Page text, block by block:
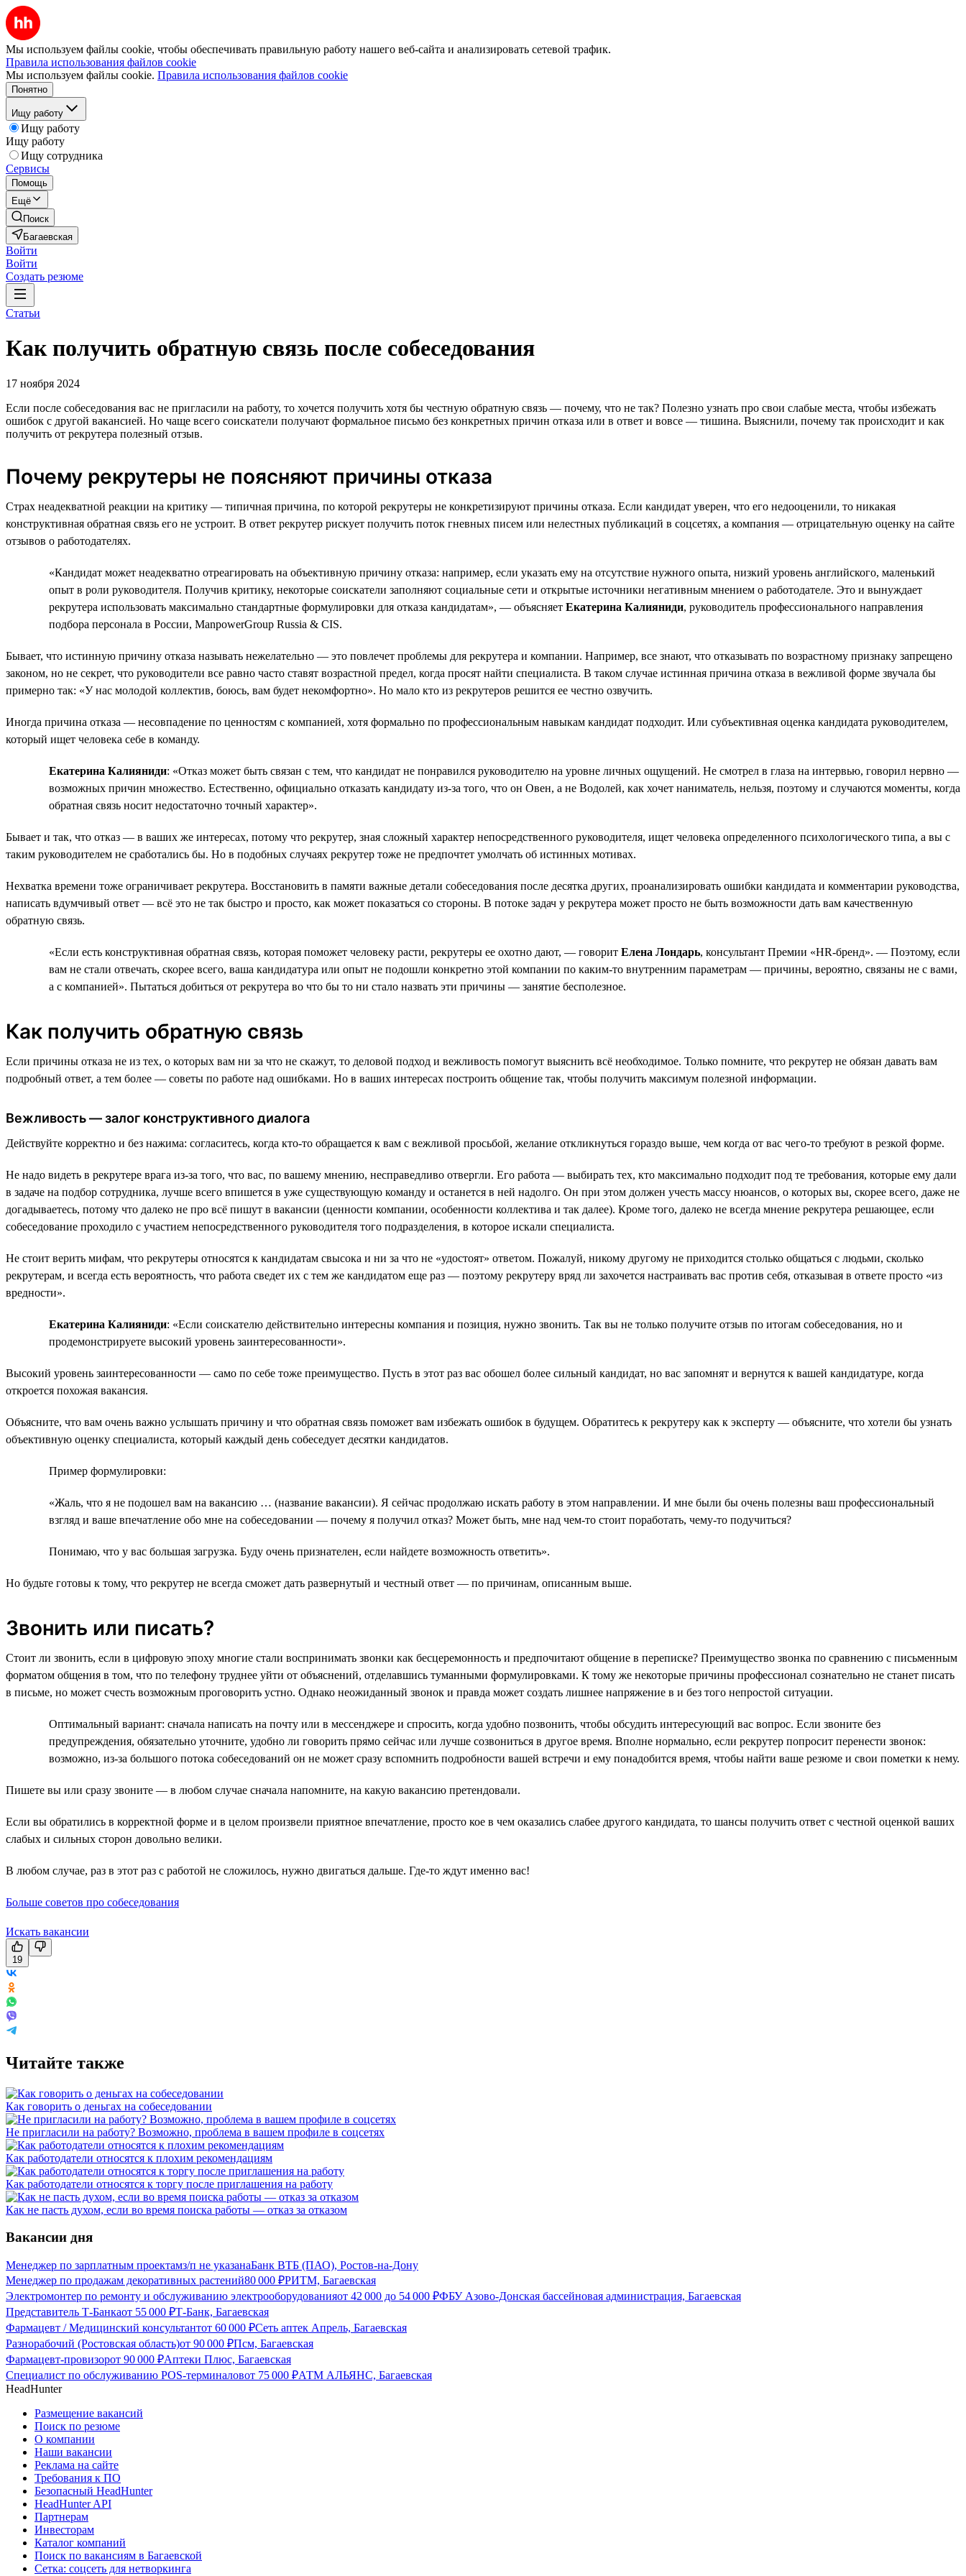
Мы используем файлы cookie, чтобы обеспечивать правильную работу нашего веб-сайта и анализировать сетевой трафик.
Правила использования файлов cookie
Мы используем файлы cookie. Правила использования файлов cookie
Понятно
Ищу работу
Ищу работу
Ищу работу
Ищу сотрудника
Сервисы
Помощь
Ещё
Поиск
Багаевская
Войти
Войти
Создать резюме
Статьи
Как получить обратную связь после собеседования
17 ноября 2024
Если после собеседования вас не пригласили на работу, то хочется получить хотя бы честную обратную связь — почему, что не так? Полезно узнать про свои слабые места, чтобы избежать
ошибок с другой вакансией. Но чаще всего соискатели получают формальное письмо без конкретных причин отказа или в ответ и вовсе — тишина. Выяснили, почему так происходит и как
получить от рекрутера полезный отзыв.
Почему рекрутеры не поясняют причины отказа
Страх неадекватной реакции на критику — типичная причина, по которой рекрутеры не конкретизируют причины отказа. Если кандидат уверен, что его недооценили, то никакая
конструктивная обратная связь его не устроит. В ответ рекрутер рискует получить поток гневных писем или нелестных публикаций в соцсетях, а компания — отрицательную оценку на сайте
отзывов о работодателях.
«Кандидат может неадекватно отреагировать на объективную причину отказа: например, если указать ему на отсутствие нужного опыта, низкий уровень английского, маленький
опыт в роли руководителя. Получив критику, некоторые соискатели заполняют социальные сети и открытые источники негативным мнением о работодателе. Это и вынуждает
рекрутера использовать максимально стандартные формулировки для отказа кандидатам», — объясняет Екатерина Калияниди, руководитель профессионального направления
подбора персонала в России, ManpowerGroup Russia & CIS.
Бывает, что истинную причину отказа называть нежелательно — это повлечет проблемы для рекрутера и компании. Например, все знают, что отказывать по возрастному признаку запрещено
законом, но не секрет, что руководители все равно часто ставят возрастной предел, когда просят найти специалиста. В таком случае истинная причина отказа в вежливой форме звучала бы
примерно так: «У нас молодой коллектив, боюсь, вам будет некомфортно». Но мало кто из рекрутеров решится ее честно озвучить.
Иногда причина отказа — несовпадение по ценностям с компанией, хотя формально по профессиональным навыкам кандидат подходит. Или субъективная оценка кандидата руководителем,
который ищет человека себе в команду.
Екатерина Калияниди: «Отказ может быть связан с тем, что кандидат не понравился руководителю на уровне личных ощущений. Не смотрел в глаза на интервью, говорил нервно —
возможных причин множество. Естественно, официально отказать кандидату из-за того, что он Овен, а не Водолей, как хочет наниматель, нельзя, поэтому и случаются моменты, когда
обратная связь носит недостаточно точный характер».
Бывает и так, что отказ — в ваших же интересах, потому что рекрутер, зная сложный характер непосредственного руководителя, ищет человека определенного психологического типа, а вы с
таким руководителем не сработались бы. Но в подобных случаях рекрутер тоже не предпочтет умолчать об истинных мотивах.
Нехватка времени тоже ограничивает рекрутера. Восстановить в памяти важные детали собеседования после десятка других, проанализировать ошибки кандидата и комментарии руководства,
написать вдумчивый ответ — всё это не так быстро и просто, как может показаться со стороны. В потоке задач у рекрутера может просто не быть возможности дать вам качественную
обратную связь.
«Если есть конструктивная обратная связь, которая поможет человеку расти, рекрутеры ее охотно дают, — говорит Елена Лондарь, консультант Премии «HR-бренд». — Поэтому, если
вам не стали отвечать, скорее всего, ваша кандидатура или опыт не подошли конкретно этой компании по каким-то внутренним параметрам — причины, вероятно, связаны не с вами,
а с компанией». Пытаться добиться от рекрутера во что бы то ни стало назвать эти причины — занятие бесполезное.
Как получить обратную связь
Если причины отказа не из тех, о которых вам ни за что не скажут, то деловой подход и вежливость помогут выяснить всё необходимое. Только помните, что рекрутер не обязан давать вам
подробный ответ, а тем более — советы по работе над ошибками. Но в ваших интересах построить общение так, чтобы получить максимум полезной информации.
Вежливость — залог конструктивного диалога
Действуйте корректно и без нажима: согласитесь, когда кто-то обращается к вам с вежливой просьбой, желание откликнуться гораздо выше, чем когда от вас чего-то требуют в резкой форме.
Не надо видеть в рекрутере врага из-за того, что вас, по вашему мнению, несправедливо отвергли. Его работа — выбирать тех, кто максимально подходит под те требования, которые ему дали
в задаче на подбор сотрудника, лучше всего впишется в уже существующую команду и останется в ней надолго. Он при этом должен учесть массу нюансов, о которых вы, скорее всего, даже не
догадываетесь, потому что далеко не про всё пишут в вакансии (ценности компании, особенности коллектива и так далее). Кроме того, далеко не всегда мнение рекрутера решающее, если
собеседование проходило с участием непосредственного руководителя того подразделения, в которое искали специалиста.
Не стоит верить мифам, что рекрутеры относятся к кандидатам свысока и ни за что не «удостоят» ответом. Пожалуй, никому другому не приходится столько общаться с людьми, сколько
рекрутерам, и всегда есть вероятность, что работа сведет их с тем же кандидатом еще раз — поэтому рекрутеру вряд ли захочется настраивать вас против себя, отказывая в ответе просто «из
вредности».
Екатерина Калияниди: «Если соискателю действительно интересны компания и позиция, нужно звонить. Так вы не только получите отзыв по итогам собеседования, но и
продемонстрируете высокий уровень заинтересованности».
Высокий уровень заинтересованности — само по себе тоже преимущество. Пусть в этот раз вас обошел более сильный кандидат, но вас запомнят и вернутся к вашей кандидатуре, когда
откроется похожая вакансия.
Объясните, что вам очень важно услышать причину и что обратная связь поможет вам избежать ошибок в будущем. Обратитесь к рекрутеру как к эксперту — объясните, что хотели бы узнать
объективную оценку специалиста, который каждый день собеседует десятки кандидатов.
Пример формулировки:
«Жаль, что я не подошел вам на вакансию … (название вакансии). Я сейчас продолжаю искать работу в этом направлении. И мне были бы очень полезны ваш профессиональный
взгляд и ваше впечатление обо мне на собеседовании — почему я получил отказ? Может быть, мне над чем-то стоит поработать, чему-то подучиться?
Понимаю, что у вас большая загрузка. Буду очень признателен, если найдете возможность ответить».
Но будьте готовы к тому, что рекрутер не всегда сможет дать развернутый и честный ответ — по причинам, описанным выше.
Звонить или писать?
Стоит ли звонить, если в цифровую эпоху многие стали воспринимать звонки как бесцеремонность и предпочитают общение в переписке? Преимущество звонка по сравнению с письменным
форматом общения в том, что по телефону труднее уйти от объяснений, отделавшись туманными формулировками. К тому же некоторые причины профессионал сознательно не станет писать
в письме, но может счесть возможным проговорить устно. Однако неожиданный звонок и правда может создать лишнее напряжение в и без того непростой ситуации.
Оптимальный вариант: сначала написать на почту или в мессенджере и спросить, когда удобно позвонить, чтобы обсудить интересующий вас вопрос. Если звоните без
предупреждения, обязательно уточните, удобно ли говорить прямо сейчас или лучше созвониться в другое время. Вполне нормально, если рекрутер попросит перенести звонок:
возможно, из-за большого потока собеседований он не может сразу вспомнить подробности вашей встречи и ему понадобится время, чтобы найти ваше резюме и свои пометки к нему.
Пишете вы или сразу звоните — в любом случае сначала напомните, на какую вакансию претендовали.
Если вы обратились в корректной форме и в целом произвели приятное впечатление, просто кое в чем оказались слабее другого кандидата, то шансы получить ответ с честной оценкой ваших
слабых и сильных сторон довольно велики.
В любом случае, раз в этот раз с работой не сложилось, нужно двигаться дальше. Где-то ждут именно вас!
Больше советов про собеседования
Искать вакансии
19
Читайте также
Как говорить о деньгах на собеседовании
Не пригласили на работу? Возможно, проблема в вашем профиле в соцсетях
Как работодатели относятся к плохим рекомендациям
Как работодатели относятся к торгу после приглашения на работу
Как не пасть духом, если во время поиска работы — отказ за отказом
Вакансии дня
Менеджер по зарплатным проектамз/п не указанаБанк ВТБ (ПАО), Ростов-на-Дону
Менеджер по продажам декоративных растений80 000 ₽РИТМ, Багаевская
Электромонтер по ремонту и обслуживанию электрооборудованияот 42 000 до 54 000 ₽ФБУ Азово-Донская бассейновая администрация, Багаевская
Представитель Т-Банкаот 55 000 ₽Т-Банк, Багаевская
Фармацевт / Медицинский консультантот 60 000 ₽Сеть аптек Апрель, Багаевская
Разнорабочий (Ростовская область)от 90 000 ₽Псм, Багаевская
Фармацевт-провизорот 90 000 ₽Аптеки Плюс, Багаевская
Специалист по обслуживанию POS-терминаловот 75 000 ₽АТМ АЛЬЯНС, Багаевская
HeadHunter
Размещение вакансий
Поиск по резюме
О компании
Наши вакансии
Реклама на сайте
Требования к ПО
Безопасный HeadHunter
HeadHunter API
Партнерам
Инвесторам
Каталог компаний
Поиск по вакансиям в Багаевской
Сетка: соцсеть для нетворкинга